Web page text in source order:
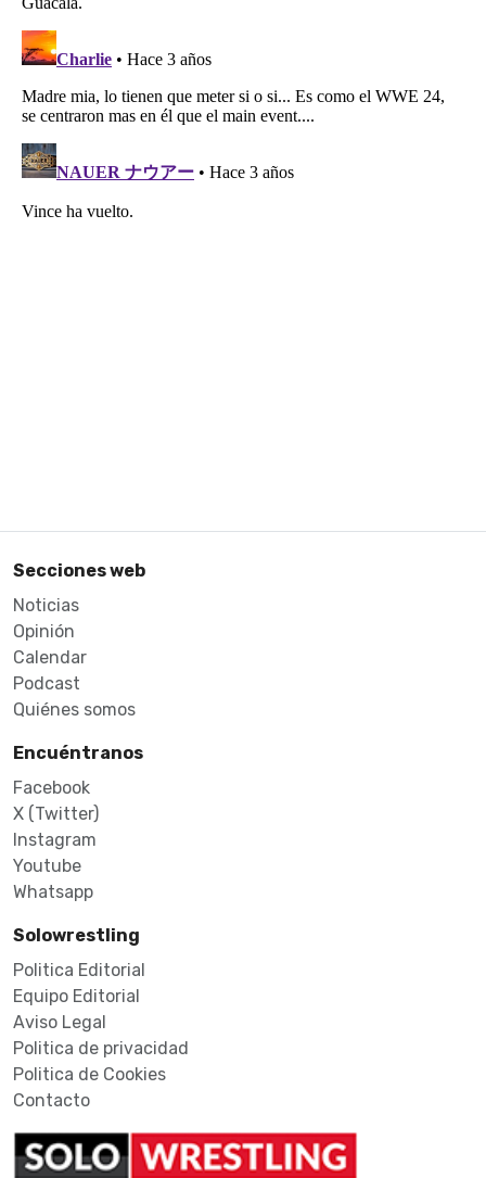
Secciones web
Noticias
Opinión
Calendar
Podcast
Quiénes somos
Encuéntranos
Facebook
X (Twitter)
Instagram
Youtube
Whatsapp
Solowrestling
Politica Editorial
Equipo Editorial
Aviso Legal
Politica de privacidad
Politica de Cookies
Contacto